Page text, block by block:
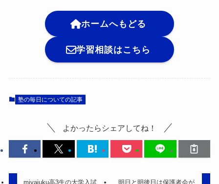
ホームへもどる
学習相談はこちら
塾の毎日についての記事
よかったらシェアしてね！
miyajuku高3生の大学入試
明日と明後日は保護者会が